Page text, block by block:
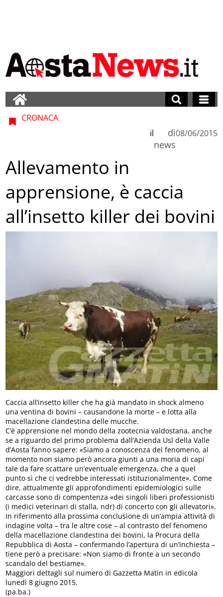
CRONACA
di
news
il 08/06/2015
Allevamento in
apprensione, è caccia
all’insetto killer dei bovini
Caccia all’insetto killer che ha già mandato in shock almeno
una ventina di bovini – causandone la morte – e lotta alla
macellazione clandestina delle mucche.
C’è apprensione nel mondo della zootecnia valdostana, anche
se a riguardo del primo problema dall’Azienda Usl della Valle
d’Aosta fanno sapere: «Siamo a conoscenza del fenomeno, al
momento non siamo però ancora giunti a una moria di capi
tale da fare scattare un’eventuale emergenza, che a quel
punto sì che ci vedrebbe interessati istituzionalmente». Come
dire, attualmente gli approfondimenti epidemiologici sulle
carcasse sono di compentenza «dei singoli liberi professionisti
(i medici veterinari di stalla, ndr) di concerto con gli allevatori».
In riferimento alla prossima conclusione di un’ampia attività di
indagine volta – tra le altre cose – al contrasto del fenomeno
della macellazione clandestina dei bovini, la Procura della
Repubblica di Aosta – confermando l’apertura di un’inchiesta –
tiene però a precisare: «Non siamo di fronte a un secondo
scandalo del bestiame».
Maggiori dettagli sul numero di Gazzetta Matin in edicola
lunedì 8 giugno 2015.
(pa.ba.)